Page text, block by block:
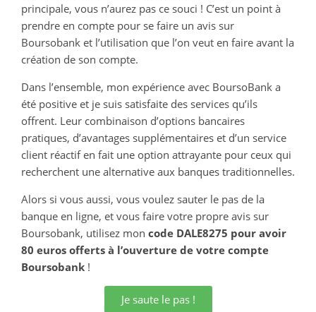
principale, vous n’aurez pas ce souci ! C’est un point à
prendre en compte pour se faire un avis sur
Boursobank et l’utilisation que l’on veut en faire avant la
création de son compte.
Dans l’ensemble, mon expérience avec BoursoBank a
été positive et je suis satisfaite des services qu’ils
offrent. Leur combinaison d’options bancaires
pratiques, d’avantages supplémentaires et d’un service
client réactif en fait une option attrayante pour ceux qui
recherchent une alternative aux banques traditionnelles.
Alors si vous aussi, vous voulez sauter le pas de la
banque en ligne, et vous faire votre propre avis sur
Boursobank, utilisez mon code DALE8275 pour avoir
80 euros offerts à l’ouverture de votre compte
Boursobank !
Je saute le pas !